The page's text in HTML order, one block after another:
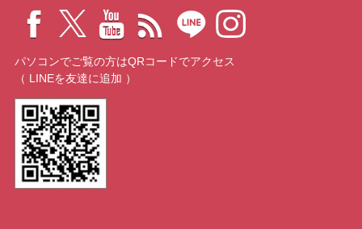
パソコンでご覧の方はQRコードでアクセス
（ LINEを友達に追加 ）